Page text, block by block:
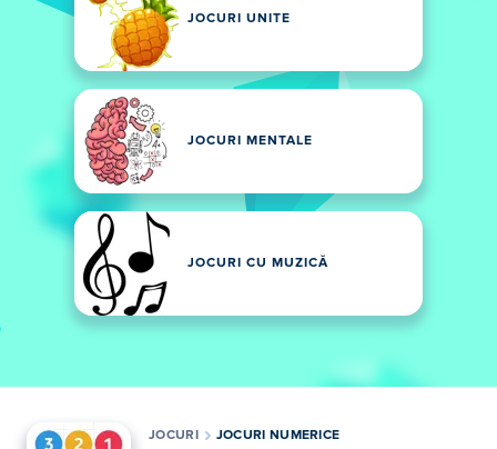
JOCURI UNITE
JOCURI MENTALE
JOCURI CU MUZICĂ
JOCURI JOCURI NUMERICE